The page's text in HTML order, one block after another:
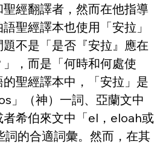
聖經翻譯者，然而在他指導
聖經譯本也使用「安拉」
不是「是否『安拉』應在
，而是「何時和何處使
聖經譯本中，「安拉」是
」（神）一詞、亞蘭文中
者希伯來文中「el，eloah或
的合適詞彙。然而，在其